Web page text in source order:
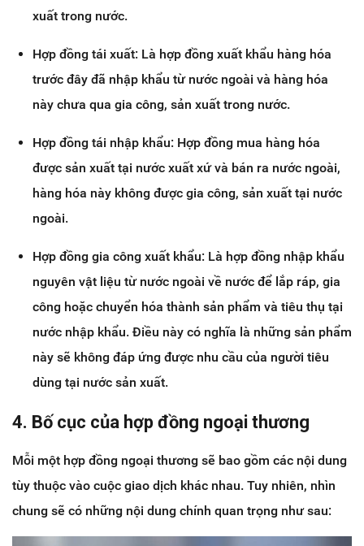
xuất trong nước.
Hợp đồng tái xuất: Là hợp đồng xuất khẩu hàng hóa
trước đây đã nhập khẩu từ nước ngoài và hàng hóa
này chưa qua gia công, sản xuất trong nước.
Hợp đồng tái nhập khẩu: Hợp đồng mua hàng hóa
được sản xuất tại nước xuất xứ và bán ra nước ngoài,
hàng hóa này không được gia công, sản xuất tại nước
ngoài.
Hợp đồng gia công xuất khẩu: Là hợp đồng nhập khẩu
nguyên vật liệu từ nước ngoài về nước để lắp ráp, gia
công hoặc chuyển hóa thành sản phẩm và tiêu thụ tại
nước nhập khẩu. Điều này có nghĩa là những sản phẩm
này sẽ không đáp ứng được nhu cầu của người tiêu
dùng tại nước sản xuất.
4. Bố cục của hợp đồng ngoại thương
Mỗi một hợp đồng ngoại thương sẽ bao gồm các nội dung
tùy thuộc vào cuộc giao dịch khác nhau. Tuy nhiên, nhìn
chung sẽ có những nội dung chính quan trọng như sau: